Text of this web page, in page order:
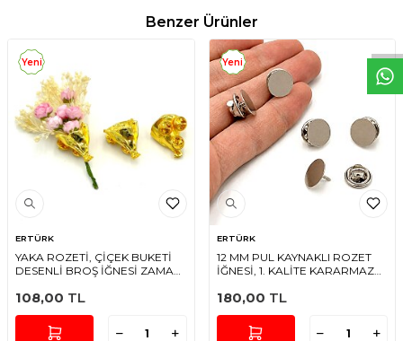
Benzer Ürünler
Yeni
ERTÜRK
YAKA ROZETİ, ÇİÇEK BUKETİ
DESENLİ BROŞ İĞNESİ ZAMAK
LAK KAPLAMA
108,00 TL
Yeni
ERTÜRK
12 MM PUL KAYNAKLI ROZET
İĞNESİ, 1. KALİTE KARARMAZ
180,00 TL